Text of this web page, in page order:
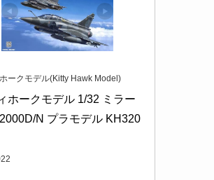
ークモデル(Kitty Hawk Model)
ホークモデル 1/32 ミラー
N プラモデル KH320